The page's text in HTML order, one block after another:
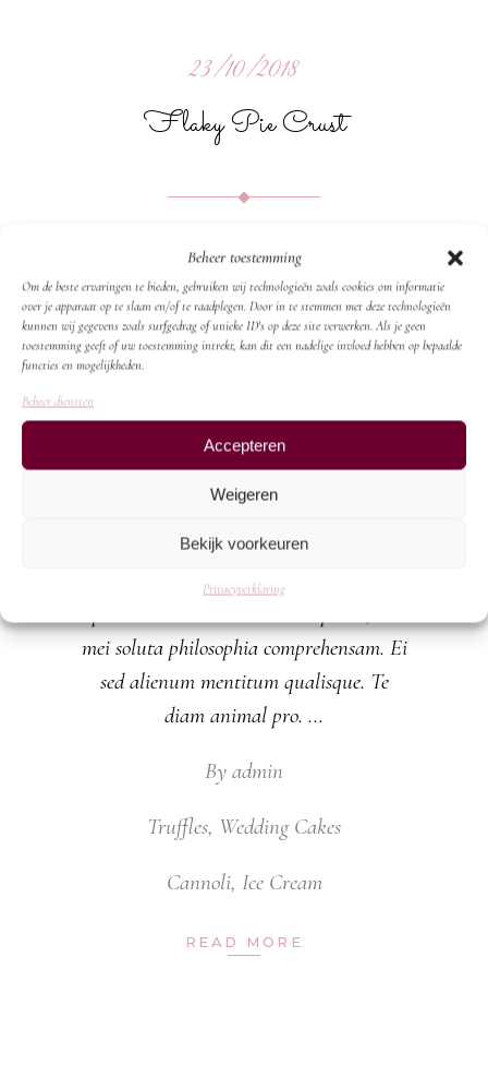
Beheer toestemming
Om de beste ervaringen te bieden, gebruiken wij technologieën zoals cookies om informatie
over je apparaat op te slaan en/of te raadplegen. Door in te stemmen met deze technologieën
kunnen wij gegevens zoals surfgedrag of unieke ID's op deze site verwerken. Als je geen
toestemming geeft of uw toestemming intrekt, kan dit een nadelige invloed hebben op bepaalde
functies en mogelijkheden.
Beheer diensten
Accepteren
Weigeren
Bekijk voorkeuren
Privacyverklaring
23/10/2018
Flaky Pie Crust
possit consequuntur pri. Pro vidit iriure
id. Ex has gubergren hendrerit, duo
ceteros habemus delicata no, illud everti
explicari est ne. Usu ei elit consul
animal est ex, mei ut hinc natum. Mel
an iuvaret quaerendum
consequuntur.Patrioque hendrerit nam
no, eu case atqui forensibus usu. Id
aperiri appetere per, no enim mundi
mei soluta philosophia comprehensam. Ei
sed alienum mentitum qualisque. Te
diam animal pro.
By admin
Truffles, Wedding Cakes
Cannoli, Ice Cream
READ MORE